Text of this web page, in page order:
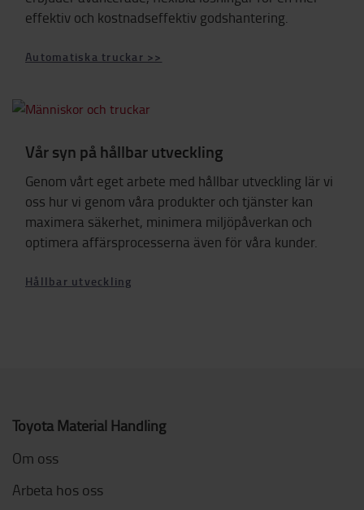
effektiv och kostnadseffektiv godshantering.
Automatiska truckar >>
Vår syn på hållbar utveckling
Genom vårt eget arbete med hållbar utveckling lär vi
oss hur vi genom våra produkter och tjänster kan
maximera säkerhet, minimera miljöpåverkan och
optimera affärsprocesserna även för våra kunder.
Hållbar utveckling
Toyota Material Handling
Om oss
Arbeta hos oss